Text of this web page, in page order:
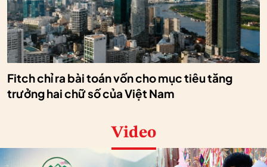
Fitch chỉ ra bài toán vốn cho mục tiêu tăng
trưởng hai chữ số của Việt Nam
Video